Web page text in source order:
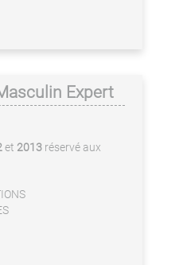
Expert
et 2013 réservé aux